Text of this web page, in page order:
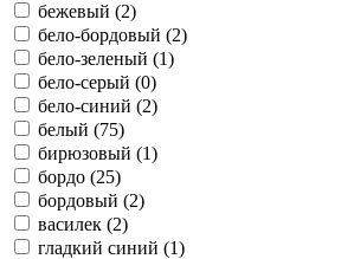
бежевый (2)
бело-бордовый (2)
бело-зеленый (1)
бело-серый (0)
бело-синий (2)
белый (75)
бирюзовый (1)
бордо (25)
бордовый (2)
василек (2)
гладкий синий (1)